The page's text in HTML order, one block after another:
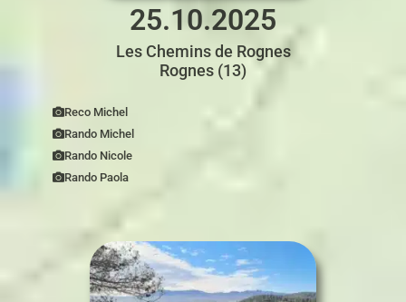
25.10.2025
Les Chemins de Rognes
Rognes (13)
Reco Michel
Rando Michel
Rando Nicole
Rando Paola